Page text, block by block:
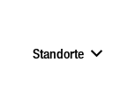
Standorte